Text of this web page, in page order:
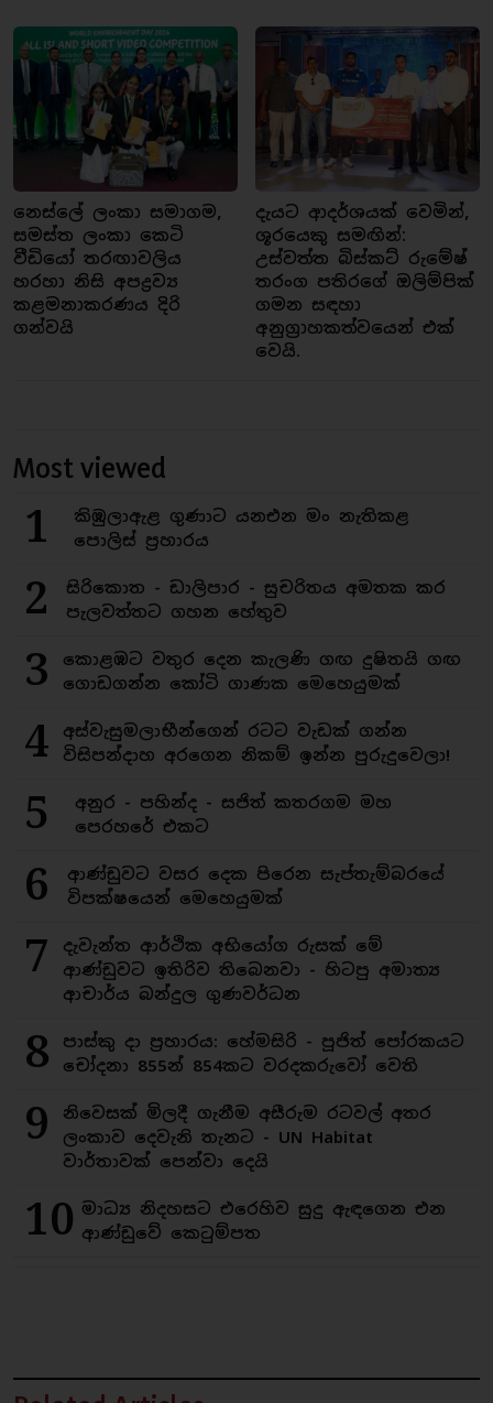
නෙස්ලේ ලංකා සමාගම,
සමස්ත ලංකා කෙටි
වීඩියෝ තරඟාවලිය
හරහා නිසි අපද්‍රව්‍ය
කළමනාකරණය දිරි
ගන්වයි
දැයට ආදර්ශයක් වෙමින්,
ශූරයෙකු සමඟින්:
උස්වත්ත බිස්කට් රුමේෂ්
තරංග පතිරගේ ඔලිම්පික්
ගමන සඳහා
අනුග්‍රාහකත්වයෙන් එක්
වෙයි.
Most viewed
1
කිඹුලාඇළ ගුණාට යනඑන මං නැතිකළ
පොලිස් ප්‍රහාරය
2
සිරිකොත - ඩාලිපාර - සුචරිතය අමතක කර
පැලවත්තට ගහන හේතුව
3
කොළඹට වතුර දෙන කැලණි ගඟ දුෂිතයි ගඟ
ගොඩගන්න කෝටි ගාණක මෙහෙයුමක්
4
අස්වැසුමලාභීන්ගෙන් රටට වැඩක් ගන්න
විසිපන්දාහ අරගෙන නිකම් ඉන්න පුරුදුවෙලා!
5
අනුර - පහින්ද - සජිත් කතරගම මහ
පෙරහරේ එකට
6
ආණ්ඩුවට වසර දෙක පිරෙන සැප්තැම්බරයේ
විපක්ෂයෙන් මෙහෙයුමක්
7
දැවැන්ත ආර්ථික අභියෝග රුසක් මේ
ආණ්ඩුවට ඉතිරිව තිබෙනවා - හිටපු අමාත්‍ය
ආචාර්ය බන්දුල ගුණවර්ධන
8
පාස්කු දා ප්‍රහාරය: හේමසිරි - පූජිත් පෝරකයට
චෝදනා 855න් 854කට වරදකරුවෝ වෙති
9
නිවෙසක් මිලදී ගැනීම අසීරුම රටවල් අතර
ලංකාව දෙවැනි තැනට - UN Habitat
වාර්තාවක් පෙන්වා දෙයි
10 මාධ්‍ය නිදහසට එරෙහිව සුදු ඇඳගෙන එන
ආණ්ඩුවේ කෙටුම්පත